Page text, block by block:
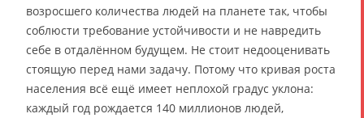
возросшего количества людей на планете так, чтобы
соблюсти требование устойчивости и не навредить
себе в отдалённом будущем. Не стоит недооценивать
стоящую перед нами задачу. Потому что кривая роста
населения всё ещё имеет неплохой градус уклона:
каждый год рождается 140 миллионов людей,